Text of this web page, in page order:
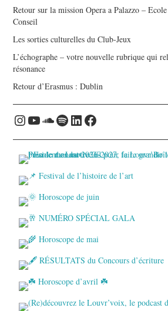
Retour sur la mission Opera a Palazzo –
Conseil
Les sorties culturelles du Club-Jeux
L’échographe – votre nouvelle rubrique qui
résonance
Retour d’Erasmus : Dublin
Instagram
YouTube
Soundcloud
Spotify
LinkedIn
Facebook